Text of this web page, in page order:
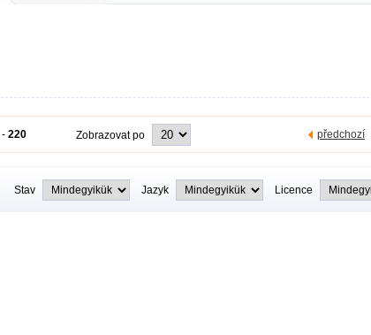
- 220 Zobrazovat po předchozí
Stav Jazyk Licence